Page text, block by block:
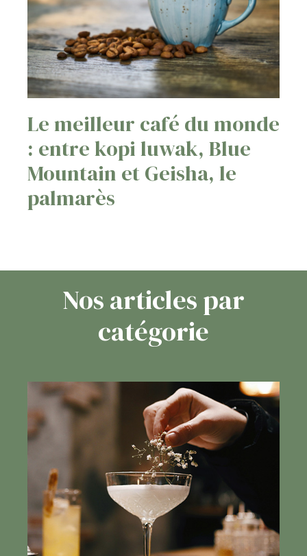
Le meilleur café du monde
: entre kopi luwak, Blue
Mountain et Geisha, le
palmarès
Nos articles par
catégorie